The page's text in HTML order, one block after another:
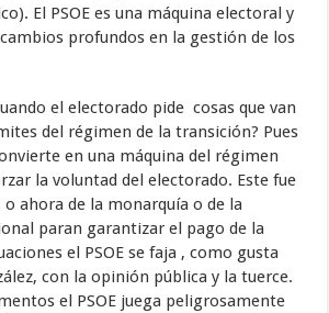
El PSOE es una máquina electoral y
profundos en la gestión de los
el electorado pide cosas que van
del régimen de la transición? Pues
en una máquina del régimen
la voluntad del electorado. Este fue
o ahora de la monarquía o de la
paran garantizar el pago de la
el PSOE se faja , como gusta
con la opinión pública y la tuerce.
el PSOE juega peligrosamente